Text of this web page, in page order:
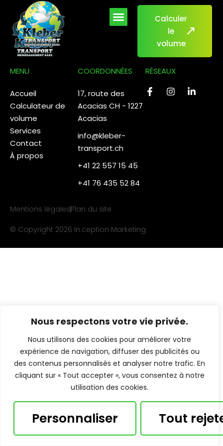
Nous respectons votre vie privée.
Nous utilisons des cookies pour améliorer votre
expérience de navigation, diffuser des publicités ou
des contenus personnalisés et analyser notre trafic. En
cliquant sur « Tout accepter », vous consentez à notre
utilisation des cookies.
Personnaliser Tout
principal
Calculer
le
volume
MENU
Accueil
Calculateur de
volume
Services
Contact
À propos
COORDONNÉES
17, route des
Acacias CH - 1227
Acacias
info@kleber-
transport.ch
+41 22 557 15 45
+41 76 435 52 84
RÉSEAUX
© Copyright 2026 In.ception Marketing
Mentions légalesPlan du site